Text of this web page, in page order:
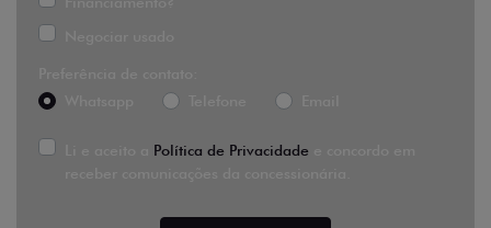
Política de Privacidade